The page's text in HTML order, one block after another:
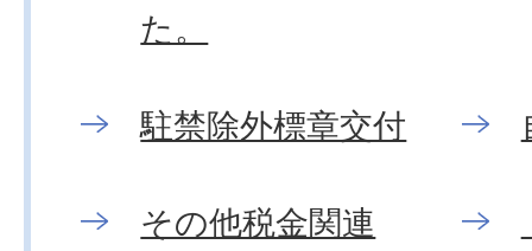
た。
駐禁除外標章交付
その他税金関連